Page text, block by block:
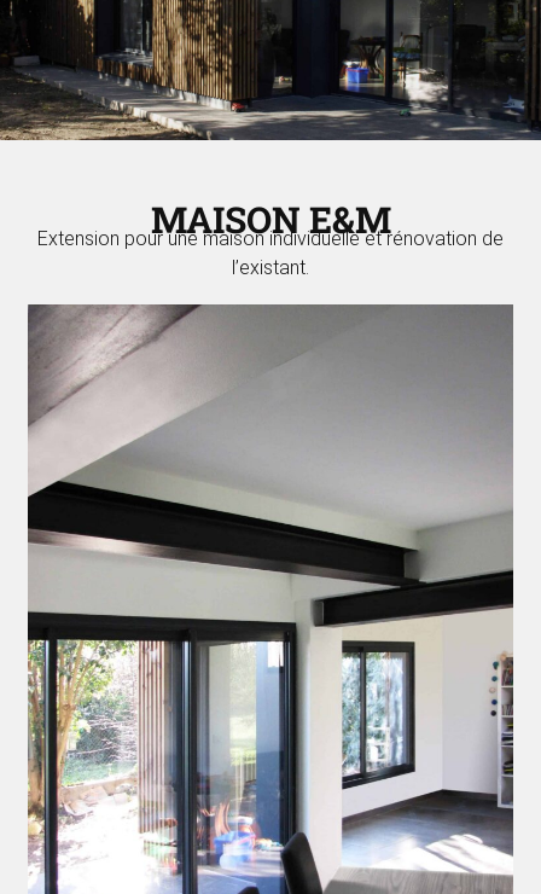
MAISON E&M
Extension pour une maison individuelle et rénovation de
l’existant.